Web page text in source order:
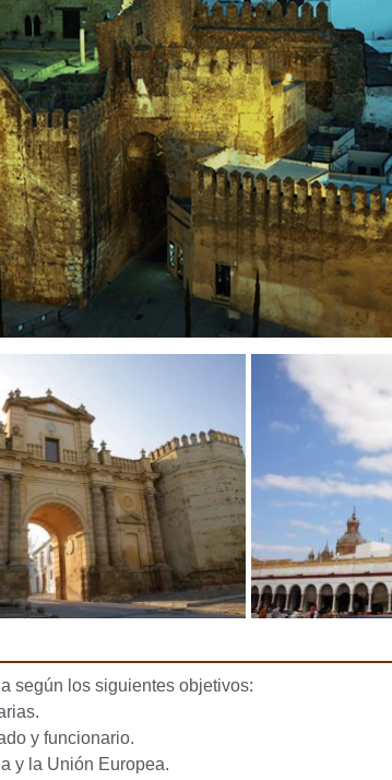
según los siguientes objetivos:
y funcionario.
y la Unión Europea.